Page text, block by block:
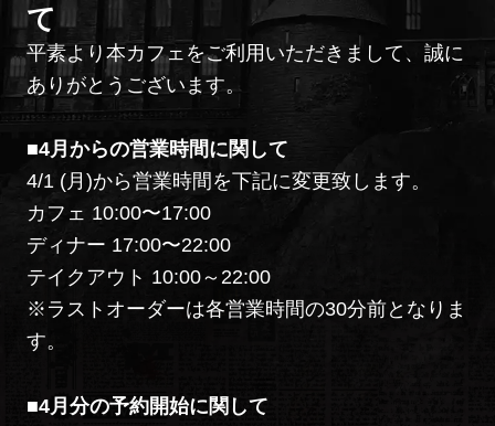
て
平素より本カフェをご利用いただきまして、誠に
ありがとうございます。
■4月からの営業時間に関して
4/1 (月)から営業時間を下記に変更致します。
カフェ 10:00〜17:00
ディナー 17:00〜22:00
テイクアウト 10:00～22:00
※ラストオーダーは各営業時間の30分前となりま
す。
■4月分の予約開始に関して